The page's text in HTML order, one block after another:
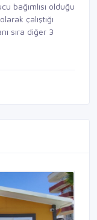
bağımlısı olduğu
çalıştığı
sıra diğer 3